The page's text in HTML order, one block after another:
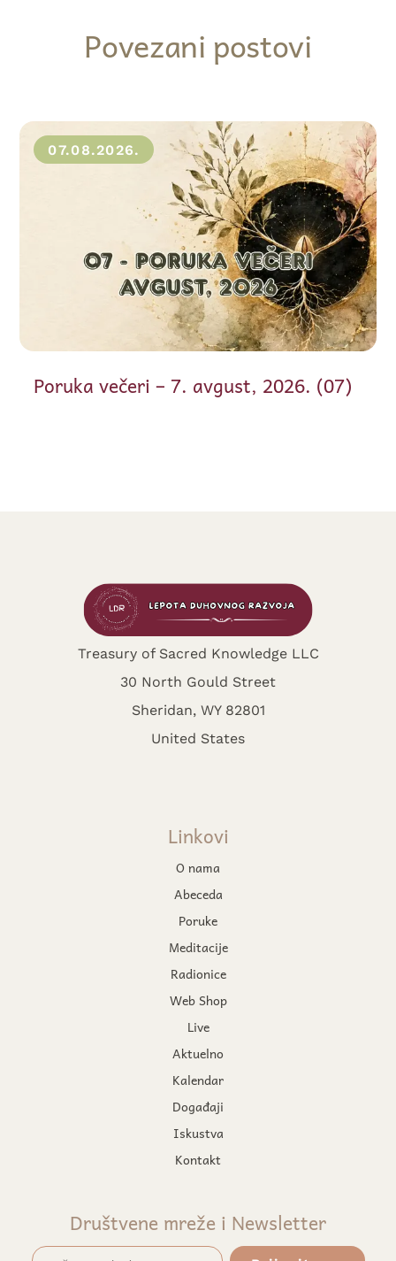
Povezani postovi
07.08.2026.
Poruka večeri – 7. avgust, 2026. (07)
Treasury of Sacred Knowledge LLC
30 North Gould Street
Sheridan, WY 82801
United States
Linkovi
O nama
Abeceda
Poruke
Meditacije
Radionice
Web Shop
Live
Aktuelno
Kalendar
Događaji
Iskustva
Kontakt
Društvene mreže i Newsletter